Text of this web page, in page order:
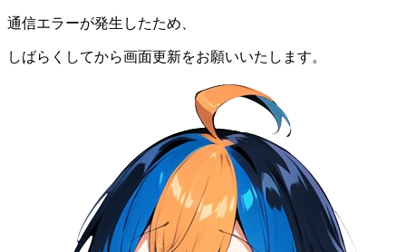
通信エラーが発生したため、
しばらくしてから画面更新をお願いいたします。